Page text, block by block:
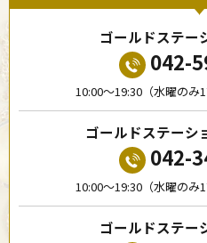
ゴールドステー
042-
10:00〜19:30（水曜のみ
ゴールドステーシ
042-
10:00〜19:30（水曜のみ
ゴールドステー